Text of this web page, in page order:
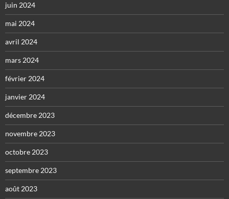
juin 2024
mai 2024
avril 2024
mars 2024
février 2024
janvier 2024
décembre 2023
novembre 2023
octobre 2023
septembre 2023
août 2023